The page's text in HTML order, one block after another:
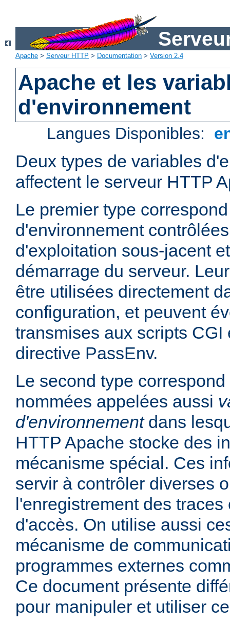
Apache > Serveur HTTP > Documentation > Version 2.4
Apache et les
d'environnement
Langues Disponibles:
Deux types de variables
affectent le serveur HTTP
Le premier type
d'environnement
d'exploitation sous-jacent
démarrage du serveur.
être utilisées directement
configuration, et peuvent
transmises aux scripts CGI
directive PassEnv.
Le second type
nommées appelées aussi
d'environnementdans
HTTP Apache stocke des
mécanisme spécial. Ces
servir à contrôler diverses
l'enregistrement des traces
d'accès. On utilise aussi
mécanisme de
programmes externes
Ce document présente
pour manipuler et utiliser